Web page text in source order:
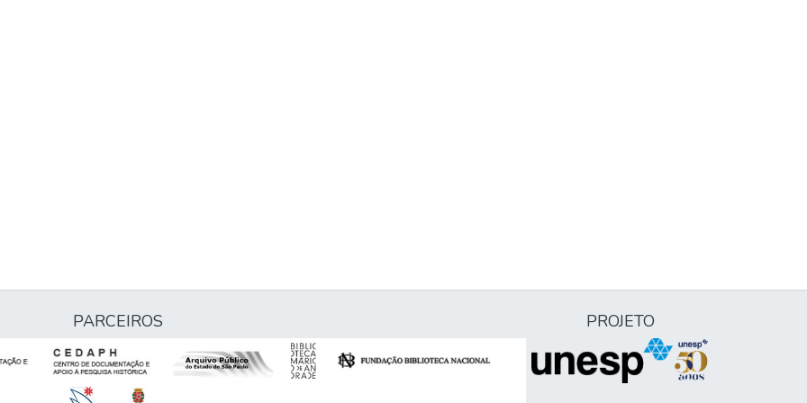
PARCEIROS PROJETO